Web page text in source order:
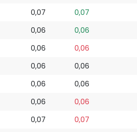
0,07 0,07
0,06 0,06
0,06 0,06
0,06 0,06
0,06 0,06
0,06 0,06
0,07 0,07